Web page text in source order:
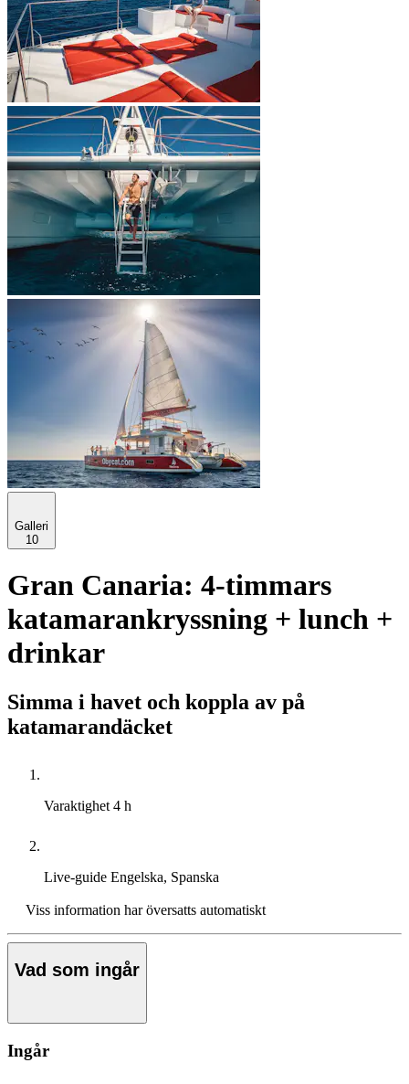
Galleri
10
Gran Canaria: 4-timmars
katamarankryssning + lunch +
drinkar
Simma i havet och koppla av på
katamarandäcket
Varaktighet 4 h
Live-guide Engelska, Spanska
Viss information har översatts automatiskt
Vad som ingår
Ingår